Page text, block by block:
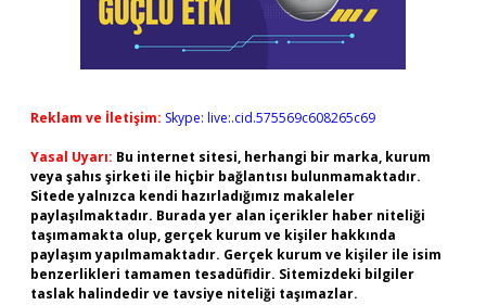
Reklam ve İletişim: Skype: live:.cid.575569c608265c69
Yasal Uyarı: Bu internet sitesi, herhangi bir marka, kurum
veya şahıs şirketi ile hiçbir bağlantısı bulunmamaktadır.
Sitede yalnızca kendi hazırladığımız makaleler
paylaşılmaktadır. Burada yer alan içerikler haber niteliği
taşımamakta olup, gerçek kurum ve kişiler hakkında
paylaşım yapılmamaktadır. Gerçek kurum ve kişiler ile isim
benzerlikleri tamamen tesadüfidir. Sitemizdeki bilgiler
taslak halindedir ve tavsiye niteliği taşımazlar.